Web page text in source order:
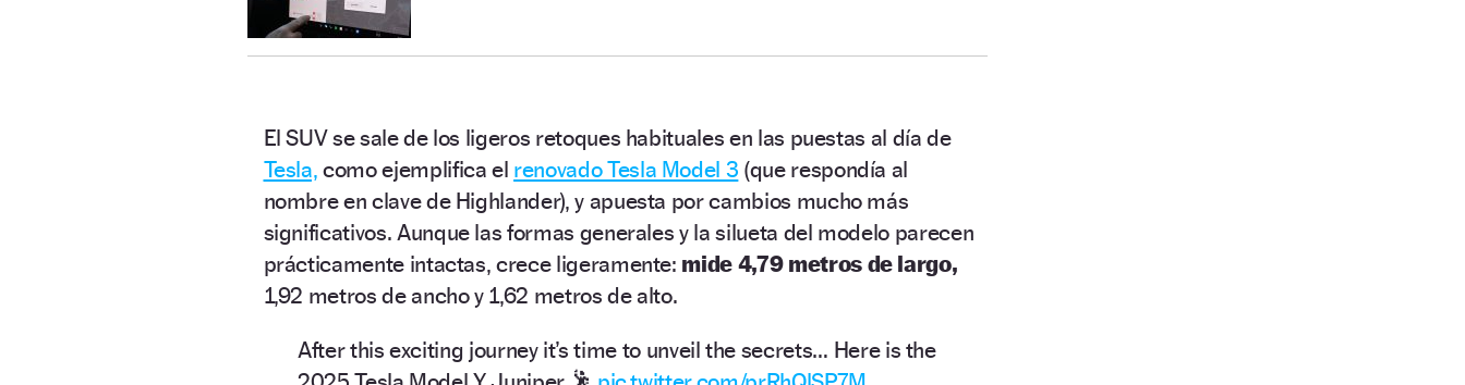
El SUV se sale de los ligeros retoques habituales en las puestas al día de
Tesla, como ejemplifica el renovado Tesla Model 3 (que respondía al
nombre en clave de Highlander), y apuesta por cambios mucho más
significativos. Aunque las formas generales y la silueta del modelo parecen
prácticamente intactas, crece ligeramente: mide 4,79 metros de largo,
1,92 metros de ancho y 1,62 metros de alto.
After this exciting journey it’s time to unveil the secrets… Here is the